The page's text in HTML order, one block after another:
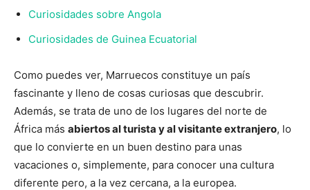
Curiosidades sobre Angola
Curiosidades de Guinea Ecuatorial
Como puedes ver, Marruecos constituye un país
fascinante y lleno de cosas curiosas que descubrir.
Además, se trata de uno de los lugares del norte de
África más abiertos al turista y al visitante extranjero, lo
que lo convierte en un buen destino para unas
vacaciones o, simplemente, para conocer una cultura
diferente pero, a la vez cercana, a la europea.